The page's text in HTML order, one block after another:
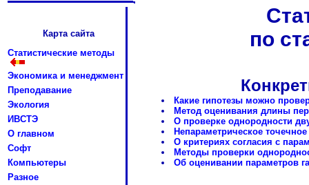
Карта сайта
Статистические методы
Экономика и менеджмент
Преподавание
Экология
ИВСТЭ
О главном
Софт
Компьютеры
Разное
по
Какие гипотезы можно
Метод оценивания длины
О проверке однородности
Непараметрическое
О критериях согласия с
Методы проверки
Об оценивании параметров